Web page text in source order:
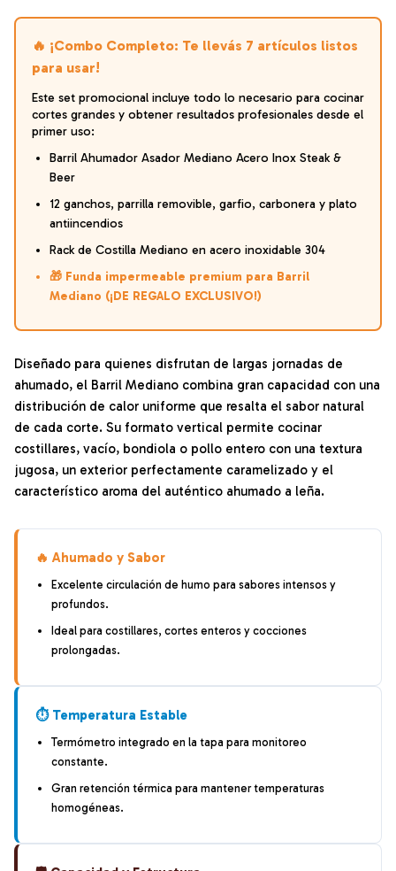
🔥 ¡Combo Completo: Te llevás 7 artículos listos
para usar!
Este set promocional incluye todo lo necesario para cocinar
cortes grandes y obtener resultados profesionales desde el
primer uso:
Barril Ahumador Asador Mediano Acero Inox Steak &
Beer
12 ganchos, parrilla removible, garfio, carbonera y plato
antiincendios
Rack de Costilla Mediano en acero inoxidable 304
🎁 Funda impermeable premium para Barril
Mediano (¡DE REGALO EXCLUSIVO!)
Diseñado para quienes disfrutan de largas jornadas de
ahumado, el Barril Mediano combina gran capacidad con una
distribución de calor uniforme que resalta el sabor natural
de cada corte. Su formato vertical permite cocinar
costillares, vacío, bondiola o pollo entero con una textura
jugosa, un exterior perfectamente caramelizado y el
característico aroma del auténtico ahumado a leña.
🔥 Ahumado y Sabor
Excelente circulación de humo para sabores intensos y
profundos.
Ideal para costillares, cortes enteros y cocciones
prolongadas.
⏱️ Temperatura Estable
Termómetro integrado en la tapa para monitoreo
constante.
Gran retención térmica para mantener temperaturas
homogéneas.